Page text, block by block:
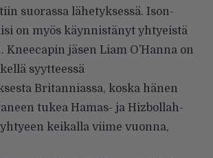
suorassa lähetyksessä. Ison-
on myös käynnistänyt yhtyeistä
jäsen Liam O’Hanna on
syytteessä
Britanniassa, koska hänen
tukea Hamas- ja Hizbollah-
keikalla viime vuonna,